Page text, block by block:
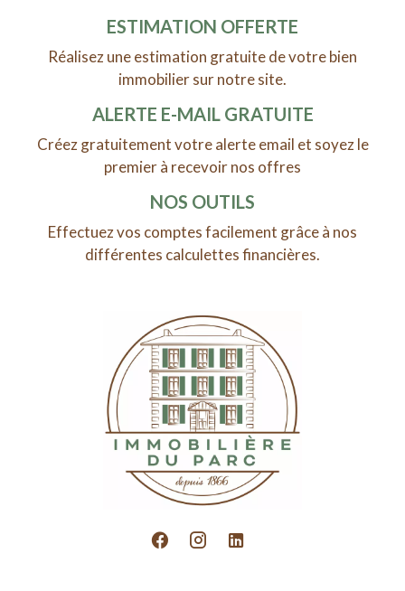
ESTIMATION OFFERTE
Réalisez une estimation gratuite de votre bien
immobilier sur notre site.
ALERTE E-MAIL GRATUITE
Créez gratuitement votre alerte email et soyez le
premier à recevoir nos offres
NOS OUTILS
Effectuez vos comptes facilement grâce à nos
différentes calculettes financières.